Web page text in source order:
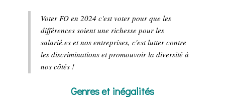
Voter FO en 2024 c'est voter pour que les
différences soient une richesse pour les
salarié.es et nos entreprises, c'est lutter contre
les discriminations et promouvoir la diversité à
nos côtés !
Genres et inégalités